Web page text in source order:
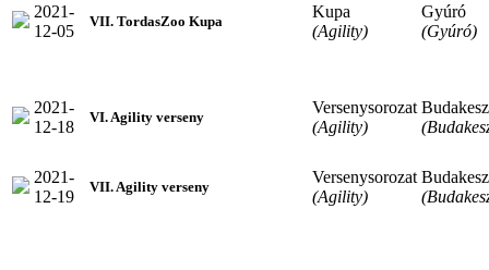
2021-
12-05
VII. TordasZoo Kupa
Kupa
(Agility)
Gyúró
(Gyúró)
2021-
12-18
VI. Agility verseny
Versenysorozat
(Agility)
2021-
12-19
VII. Agility verseny
Versenysorozat
(Agility)